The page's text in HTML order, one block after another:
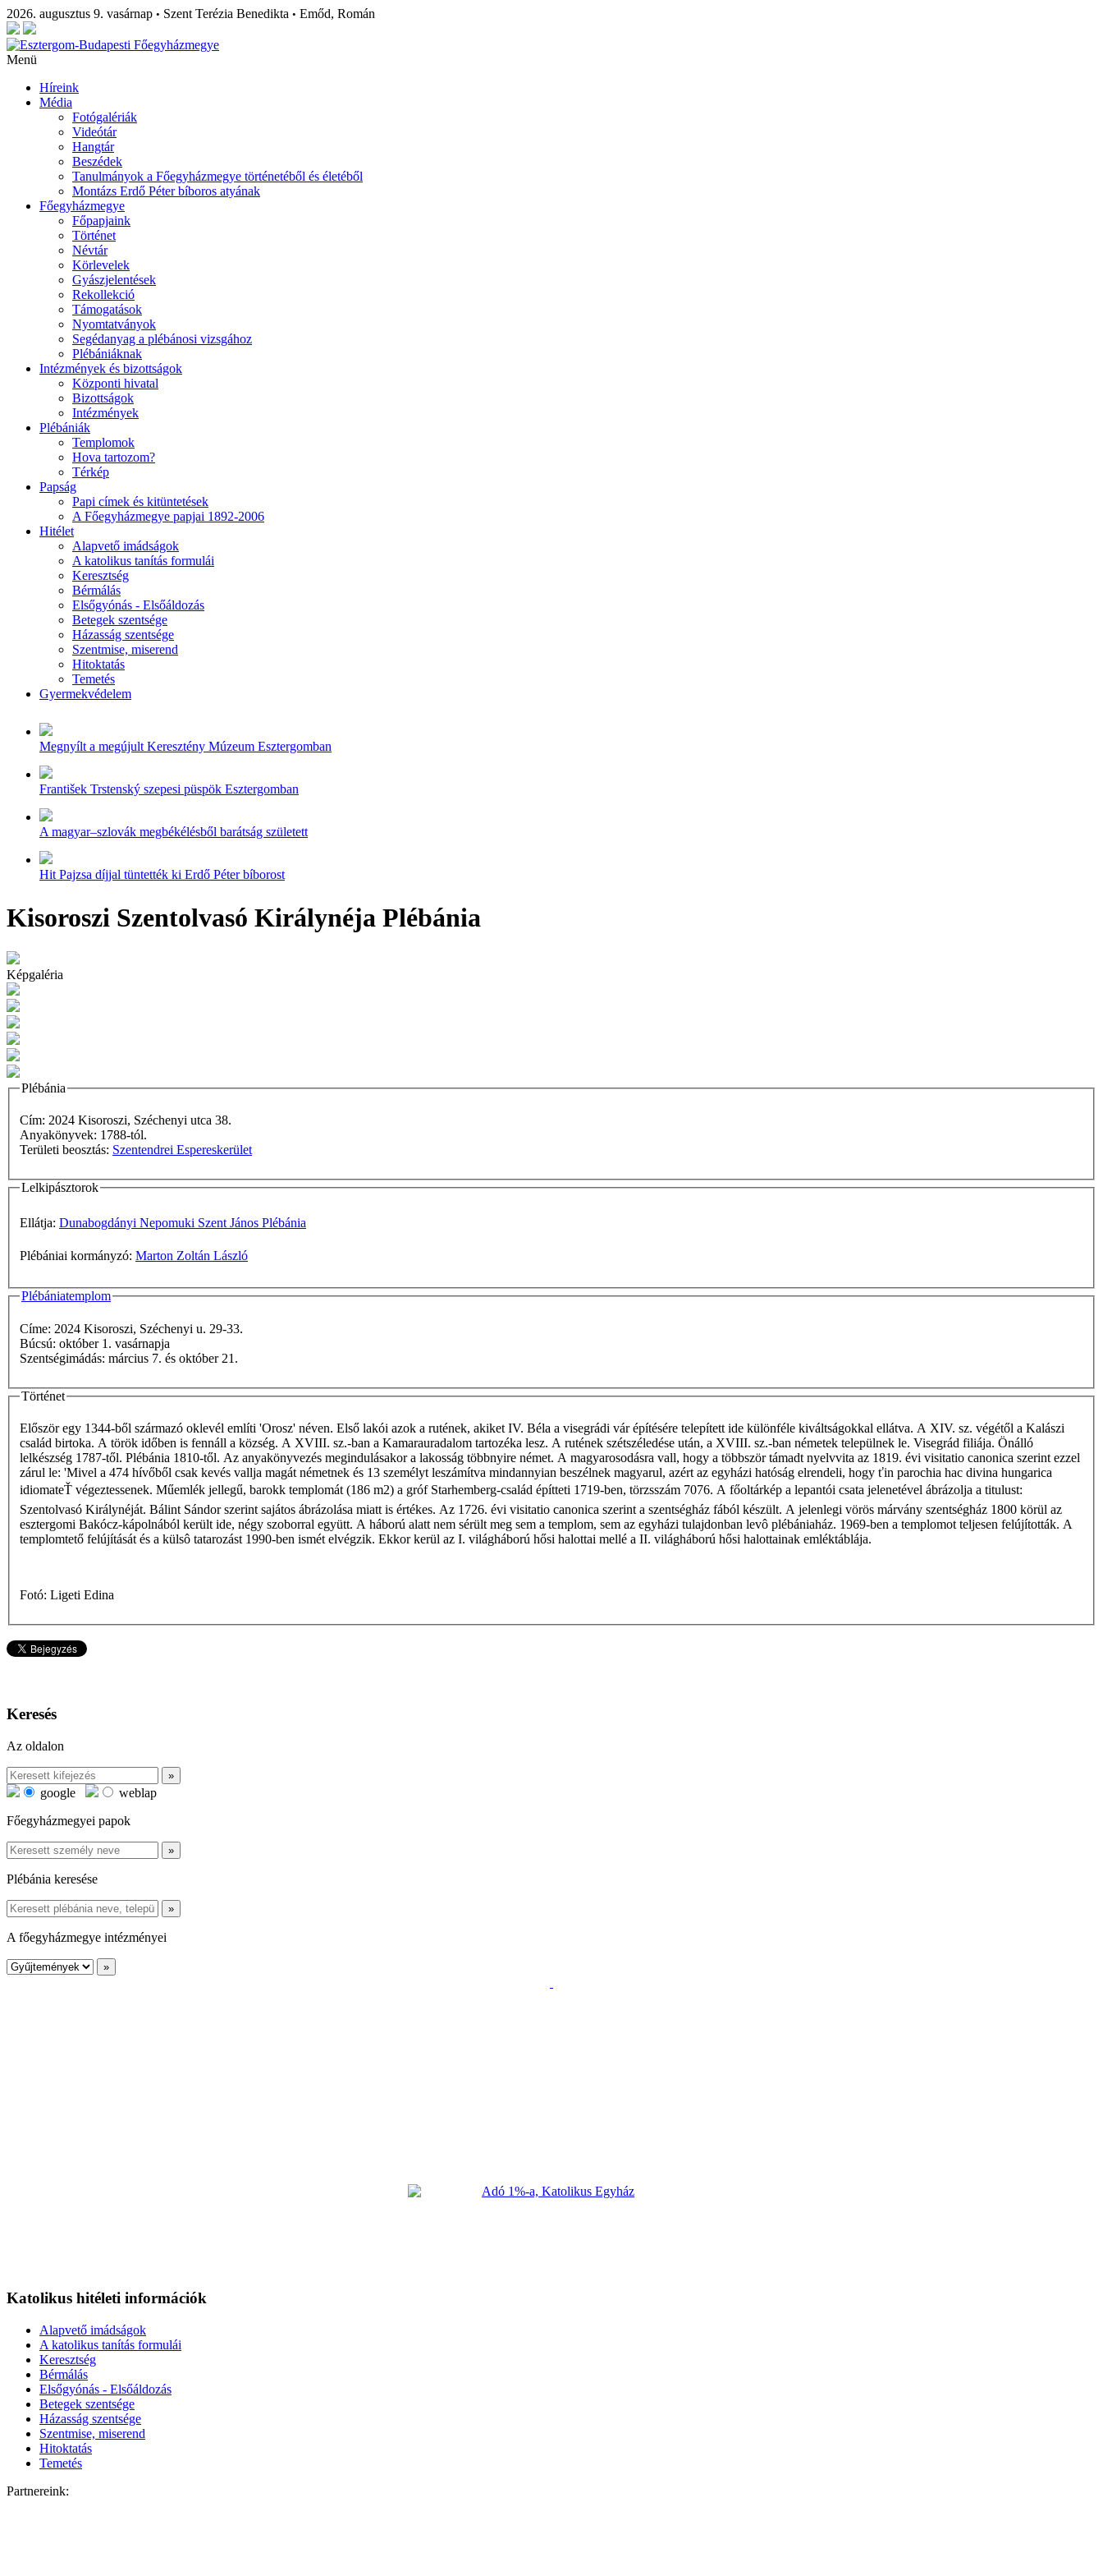
2026. augusztus 9. vasárnap • Szent Terézia Benedikta • Emőd, Román
Menü
Híreink
Média
Fotógalériák
Videótár
Hangtár
Beszédek
Tanulmányok a Főegyházmegye történetéből és életéből
Montázs Erdő Péter bíboros atyának
Főegyházmegye
Főpapjaink
Történet
Névtár
Körlevelek
Gyászjelentések
Rekollekció
Támogatások
Nyomtatványok
Segédanyag a plébánosi vizsgához
Plébániáknak
Intézmények és bizottságok
Központi hivatal
Bizottságok
Intézmények
Plébániák
Templomok
Hova tartozom?
Térkép
Papság
Papi címek és kitüntetések
A Főegyházmegye papjai 1892-2006
Hitélet
Alapvető imádságok
A katolikus tanítás formulái
Keresztség
Bérmálás
Elsőgyónás - Elsőáldozás
Betegek szentsége
Házasság szentsége
Szentmise, miserend
Hitoktatás
Temetés
Gyermekvédelem
Megnyílt a megújult Keresztény Múzeum Esztergomban
František Trstenský szepesi püspök Esztergomban
A magyar–szlovák megbékélésből barátság született
Hit Pajzsa díjjal tüntették ki Erdő Péter bíborost
Kisoroszi Szentolvasó Királynéja Plébánia
Képgaléria
Plébánia
Cím: 2024 Kisoroszi, Széchenyi utca 38.
Anyakönyvek: 1788-tól.
Területi beosztás: Szentendrei Espereskerület
Lelkipásztorok
Ellátja: Dunabogdányi Nepomuki Szent János Plébánia
Plébániai kormányzó: Marton Zoltán László
Plébániatemplom
Címe: 2024 Kisoroszi, Széchenyi u. 29-33.
Búcsú: október 1. vasárnapja
Szentségimádás: március 7. és október 21.
Történet
Először egy 1344-ből származó oklevél említi 'Orosz' néven. Első lakói azok a rutének, akiket IV. Béla a visegrádi vár építésére telepített ide különféle kiváltságokkal ellátva. A XIV. sz. végétől a Kalászi
család birtoka. A török időben is fennáll a község. A XVIII. sz.-ban a Kamarauradalom tartozéka lesz. A rutének szétszéledése után, a XVIII. sz.-ban németek települnek le. Visegrád filiája. Önálló
lelkészség 1787-től. Plébánia 1810-től. Az anyakönyvezés megindulásakor a lakosság többnyire német. A magyarosodásra vall, hogy a többször támadt nyelvvita az 1819. évi visitatio canonica szerint ezzel
zárul le: 'Mivel a 474 hívőből csak kevés vallja magát németnek és 13 személyt leszámítva mindannyian beszélnek magyarul, azért az egyházi hatóság elrendeli, hogy ťin parochia hac divina hungarica
idiomateŤ végeztessenek. Műemlék jellegű, barokk templomát (186 m2) a gróf Starhemberg-család építteti 1719-ben, törzsszám 7076. A főoltárkép a lepantói csata jelenetével ábrázolja a titulust:
Szentolvasó Királynéját. Bálint Sándor szerint sajátos ábrázolása miatt is értékes. Az 1726. évi visitatio canonica szerint a szentségház fából készült. A jelenlegi vörös márvány szentségház 1800 körül az
esztergomi Bakócz-kápolnából került ide, négy szoborral együtt. A háború alatt nem sérült meg sem a templom, sem az egyházi tulajdonban levô plébániaház. 1969-ben a templomot teljesen felújították. A
templomtető felújítását és a külsô tatarozást 1990-ben ismét elvégzik. Ekkor kerül az I. világháború hősi halottai mellé a II. világháború hősi halottainak emléktáblája.
Fotó: Ligeti Edina
Keresés
Az oldalon
google
weblap
Főegyházmegyei papok
Plébánia keresése
A főegyházmegye intézményei
Katolikus hitéleti információk
Alapvető imádságok
A katolikus tanítás formulái
Keresztség
Bérmálás
Elsőgyónás - Elsőáldozás
Betegek szentsége
Házasság szentsége
Szentmise, miserend
Hitoktatás
Temetés
Partnereink: